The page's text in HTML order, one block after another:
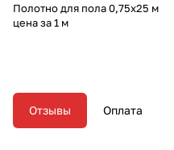
Полотно для пола 0,75х25 м
цена за 1 м
Отзывы Оплата